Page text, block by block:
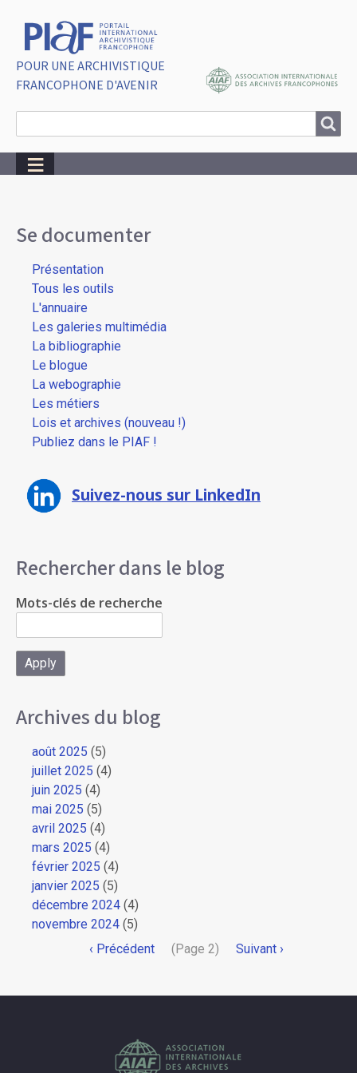
POUR UNE ARCHIVISTIQUE
FRANCOPHONE D'AVENIR
Se documenter
Présentation
Tous les outils
L'annuaire
Les galeries multimédia
La bibliographie
Le blogue
La webographie
Les métiers
Lois et archives (nouveau !)
Publiez dans le PIAF !
Suivez-nous sur LinkedIn
Rechercher dans le blog
Mots-clés de recherche
Archives du blog
août 2025 (5)
juillet 2025 (4)
juin 2025 (4)
mai 2025 (5)
avril 2025 (4)
mars 2025 (4)
février 2025 (4)
janvier 2025 (5)
décembre 2024 (4)
novembre 2024 (5)
PaginationPage
‹ Précédent (Page 2)
Page
Suivant ›